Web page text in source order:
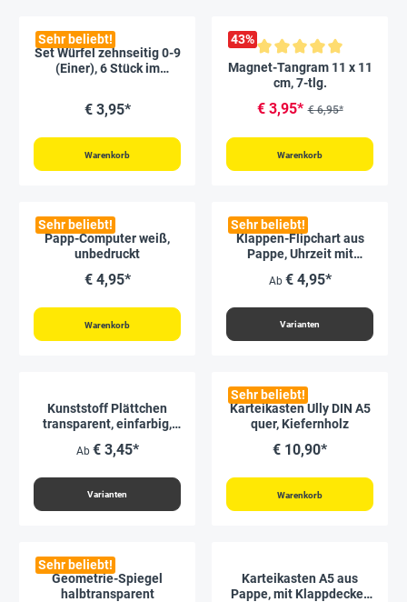
Sehr beliebt!
Set Würfel zehnseitig 0-9
(Einer), 6 Stück im
€ 3,95*
Warenkorb
43%
Durchschnittliche Bewertung
Magnet-Tangram 11 x 11
cm, 7-tlg.
€ 3,95* € 6,95*
Warenkorb
Sehr beliebt!
Papp-Computer weiß,
unbedruckt
€ 4,95*
Warenkorb
Sehr beliebt!
Klappen-Flipchart aus
Pappe, Uhrzeit mit
Ab € 4,95*
Varianten
Kunststoff Plättchen
transparent, einfarbig,
Ab € 3,45*
Varianten
Sehr beliebt!
Karteikasten Ully DIN A5
quer, Kiefernholz
€ 10,90*
Warenkorb
Sehr beliebt!
Geometrie-Spiegel
halbtransparent
Karteikasten A5 aus
Pappe, mit Klappdeckel,